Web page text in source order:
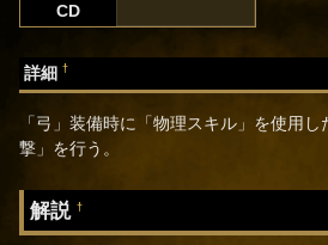
CD
詳細†
「弓」装備時に「物理スキル」を使用
撃」を行う。
解説†